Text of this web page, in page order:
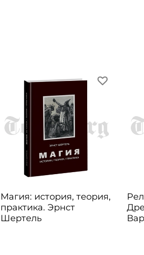
Магия: история, теория,
практика. Эрнст
Шертель